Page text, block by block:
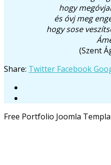
hogy
és óvj meg
hogy sose
(Szent
Share: Twitter Facebook
Free Portfolio Joomla